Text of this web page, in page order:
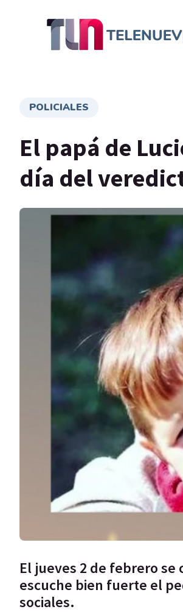
POLICIALES
El papá de
día del
El jueves 2 de febrero
escuche bien fuerte el
sociales.